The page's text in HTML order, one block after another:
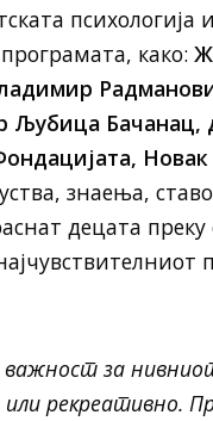
како:
Љубица Бачанац,
Новак
знаења,
децата
за
или рекреативно.